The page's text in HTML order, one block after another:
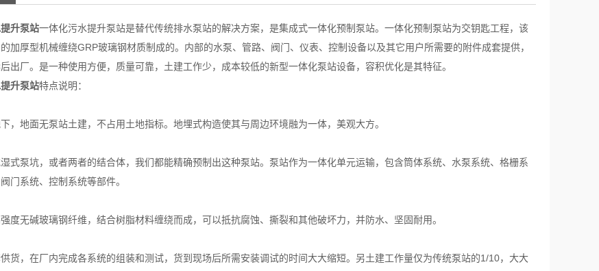
升泵站一体化污水提升泵站是替代传统排水泵站的解决方案，是集成式一体化预制泵站。一体化预制泵站为交钥匙工程，该
加厚型机械缠绕GRP玻璃钢材质制成的。内部的水泵、管路、阀门、仪表、控制设备以及其它用户所需要的附件成套提供，
出厂。是一种使用方便，质量可靠，土建工作少，成本较低的新型一体化泵站设备，容积优化是其特征。
升泵站特点说明：
，地面无泵站土建，不占用土地指标。地埋式构造使其与周边环境融为一体，美观大方。
式泵坑，或者两者的结合体，我们都能精确预制出这种泵站。泵站作为一体化单元运输，包含筒体系统、水泵系统、格栅系
门系统、控制系统等部件。
度无碱玻璃钢纤维，结合树脂材料缠绕而成，可以抵抗腐蚀、撕裂和其他破坏力，并防水、坚固耐用。
货，在厂内完成各系统的组装和测试，货到现场后所需安装调试的时间大大缩短。另土建工作量仅为传统泵站的1/10，大大